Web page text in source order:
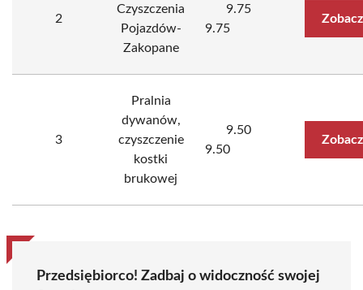
2
Czyszczenia
Pojazdów-
Zakopane
9.75
9.75
3
Pralnia
dywanów,
czyszczenie
kostki
brukowej
9.50
9.50
Przedsiębiorco! Zadbaj o widoczność swojej